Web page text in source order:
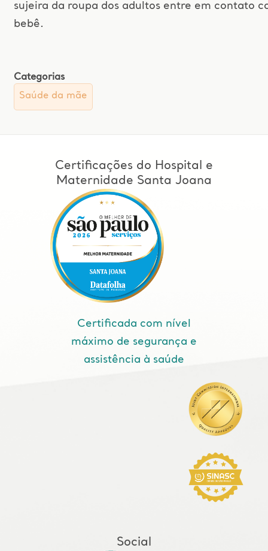
sujeira da roupa dos adultos entre em contato
bebê.
Categorias
Saúde da mãe
Certificações do Hospital e
Maternidade Santa Joana
Certificada com nível
máximo de segurança e
assistência à saúde
Social